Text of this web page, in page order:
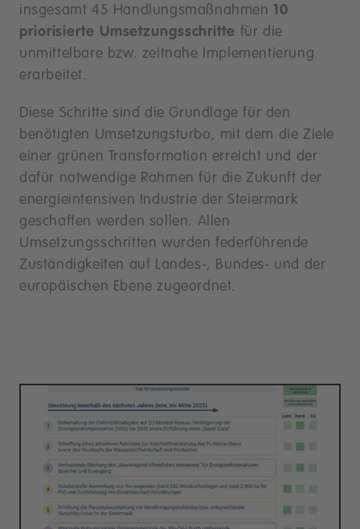
insgesamt 45 Handlungsmaßnahmen 10
priorisierte Umsetzungsschritte für die
unmittelbare bzw. zeitnahe Implementierung
erarbeitet.
Diese Schritte sind die Grundlage für den
benötigten Umsetzungsturbo, mit dem die Ziele
einer grünen Transformation erreicht und der
dafür notwendige Rahmen für die Zukunft der
energieintensiven Industrie der Steiermark
geschaffen werden sollen. Allen
Umsetzungsschritten wurden federführende
Zuständigkeiten auf Landes-, Bundes- und der
europäischen Ebene zugeordnet.